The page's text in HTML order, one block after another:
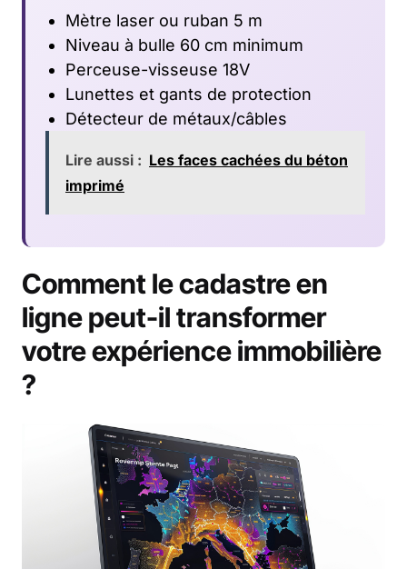
Mètre laser ou ruban 5 m
Niveau à bulle 60 cm minimum
Perceuse-visseuse 18V
Lunettes et gants de protection
Détecteur de métaux/câbles
Lire aussi : Les faces cachées du béton
imprimé
Comment le cadastre en
ligne peut-il transformer
votre expérience immobilière
?